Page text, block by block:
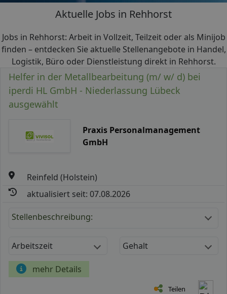
Aktuelle Jobs in Rehhorst
Jobs in Rehhorst: Arbeit in Vollzeit, Teilzeit oder als Minijob
finden – entdecken Sie aktuelle Stellenangebote in Handel,
Logistik, Büro oder Dienstleistung direkt in Rehhorst.
Helfer in der Metallbearbeitung (m/ w/ d) bei
iperdi HL GmbH - Niederlassung Lübeck
ausgewählt
Praxis Personalmanagement
GmbH
Reinfeld (Holstein)
aktualisiert seit: 07.08.2026
Stellenbeschreibung:
Arbeitszeit Gehalt
mehr Details
Teilen